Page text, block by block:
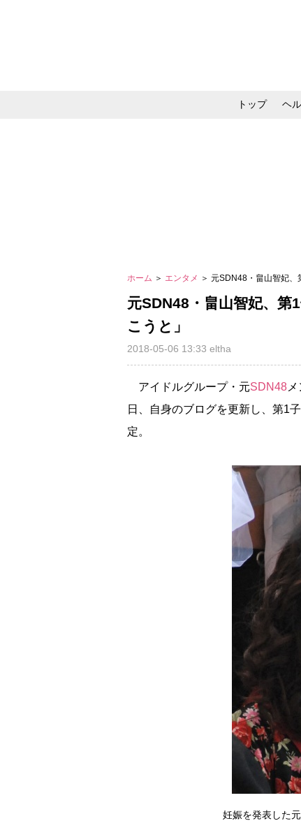
トップ ヘ
ホーム ＞ エンタメ ＞ 元SDN48・畠山智妃、
元SDN48・畠山智妃、第
こうと」
2018-05-06 13:33 eltha
アイドルグループ・元SDN48
日、自身のブログを更新し、第1
定。
妊娠を発表した